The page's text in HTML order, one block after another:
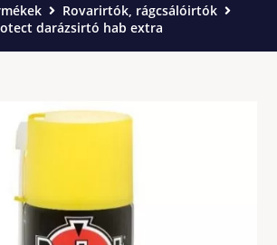
Rovarirtók, rágcsálóirtók
darázsirtó hab extra